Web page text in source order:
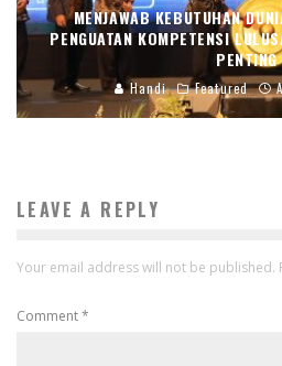
MENJAWAB KEBUTUHAN
PENGUATAN KOMPETENSI
PENTING
Handi Featured
LEAVE A REPLY
Your email address will not be published.
Comment*